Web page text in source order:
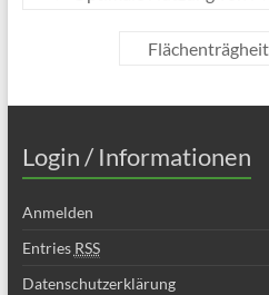
Login / Informationen
Anmelden
Entries RSS
Datenschutzerklärung